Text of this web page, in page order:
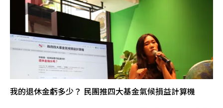
我的退休金虧多少？ 民團推四大基金氣候損益計算機